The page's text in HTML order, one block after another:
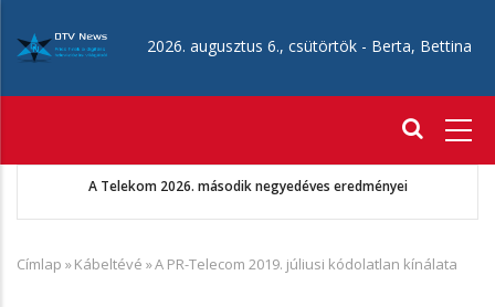
tartalomra
2026. augusztus 6., csütörtök - Berta, Bettina
A Telekom 2026. második negyedéves eredményei
Morzsa
Címlap »Kábeltévé »A PR-Telecom 2019. júliusi kódolatlan kínálata